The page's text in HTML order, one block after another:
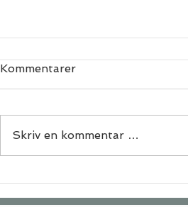
Kommentarer
Skriv en kommentar …